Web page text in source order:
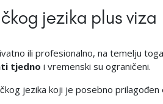
jezika plus viza
ili profesionalno, na temelju
tjedno i vremenski su ograničeni.
jezika koji je posebno